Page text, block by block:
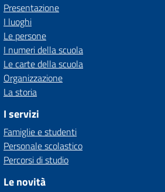
Presentazione
I luoghi
Le persone
I numeri della scuola
Le carte della scuola
Organizzazione
La storia
I servizi
Famiglie e studenti
Personale scolastico
Percorsi di studio
Le novità